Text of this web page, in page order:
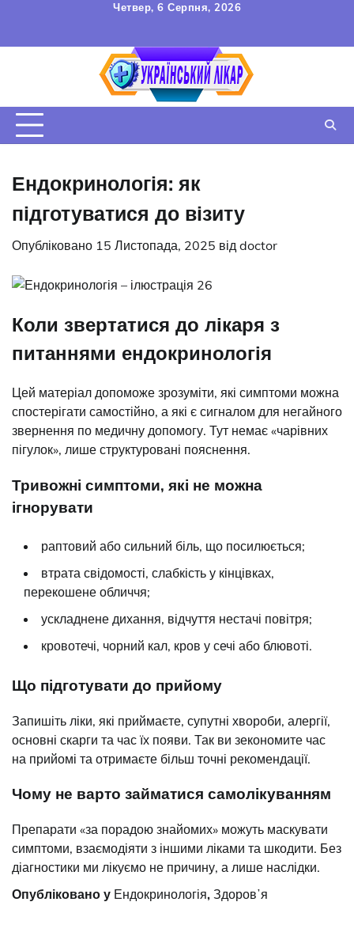
вмісту
Четвер, 6 Серпня, 2026
КОРИСТУВАЧА
Ендокринологія: як
підготуватися до візиту
Опубліковано 15 Листопада, 2025 від doctor
Коли звертатися до лікаря з
питаннями ендокринологія
Цей матеріал допоможе зрозуміти, які симптоми можна
спостерігати самостійно, а які є сигналом для негайного
звернення по медичну допомогу. Тут немає «чарівних
пігулок», лише структуровані пояснення.
Тривожні симптоми, які не можна
ігнорувати
раптовий або сильний біль, що посилюється;
втрата свідомості, слабкість у кінцівках,
перекошене обличчя;
ускладнене дихання, відчуття нестачі повітря;
кровотечі, чорний кал, кров у сечі або блювоті.
Що підготувати до прийому
Запишіть ліки, які приймаєте, супутні хвороби, алергії,
основні скарги та час їх появи. Так ви зекономите час
на прийомі та отримаєте більш точні рекомендації.
Чому не варто займатися самолікуванням
Препарати «за порадою знайомих» можуть маскувати
симптоми, взаємодіяти з іншими ліками та шкодити. Без
діагностики ми лікуємо не причину, а лише наслідки.
Опубліковано у Ендокринологія, Здоровʼя